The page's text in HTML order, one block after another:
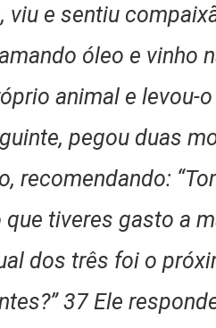
viu e sentiu
óleo e vinho
animal e levou-
pegou duas
recomendando:
tiveres gasto a
dos três foi o
37 Ele